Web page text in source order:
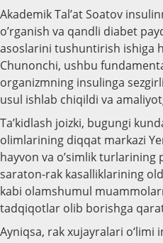
Akademik Tal’at Soatov
o’rganish va qandli diabet
asoslarini tushuntirish ishiga
Chunonchi, ushbu
organizmning insulinga
usul ishlab chiqildi va
Ta’kidlash joizki, bugungi
olimlarining diqqat markazi
hayvon va o’simlik turlarining
saraton-rak kasalliklarining
kabi olamshumul
tadqiqotlar olib borishga
Ayniqsa, rak xujayralari o‘limi